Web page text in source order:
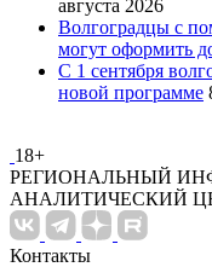
августа 2026
Волгоградцы с
могут оформить
С 1 сентября
новой программе
18+
РЕГИОНАЛЬНЫЙ
АНАЛИТИЧЕСКИЙ
Контакты